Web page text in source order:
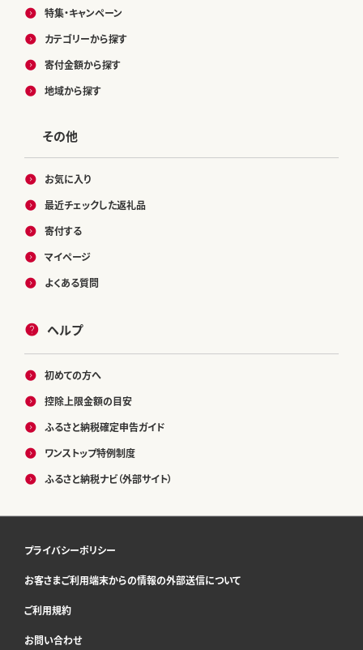
特集・キャンペーン
カテゴリーから探す
寄付金額から探す
地域から探す
その他
お気に入り
最近チェックした返礼品
寄付する
マイページ
よくある質問
ヘルプ
初めての方へ
控除上限金額の目安
ふるさと納税確定申告ガイド
ワンストップ特例制度
ふるさと納税ナビ（外部サイト）
プライバシーポリシー
お客さまご利用端末からの情報の外部送信について
ご利用規約
お問い合わせ